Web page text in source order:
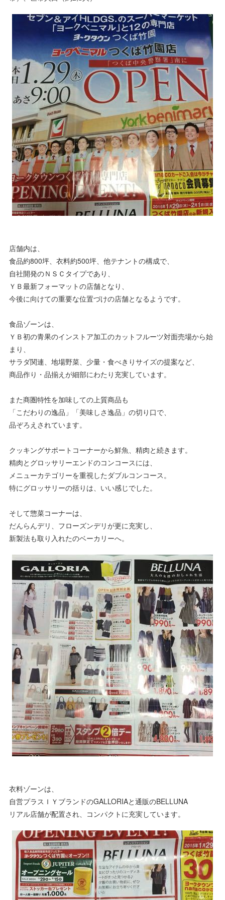
店舗内は、
食品約800坪、衣料約500坪、他テナントの構成で、
自社開発のＮＳＣタイプであり、
ＹＢ最新フォーマットの店舗となり、
今後に向けての重要な位置づけの店舗となるようです。
食品ゾーンは、
ＹＢ初の青果のインストア加工のカットフルーツ対面売場から始
まり、
サラダ関連、地場野菜、少量・食べきりサイズの提案など、
商品作り・品揃えが細部にわたり充実しています。
また商圏特性を加味しての上質商品も
「こだわりの逸品」「美味しさ逸品」の切り口で、
品ぞろえされています。
クッキングサポートコーナーから鮮魚、精肉と続きます。
精肉とグロッサリーエンドのコンコースには、
メニューカテゴリーを重視したダブルコンコース。
特にグロッサリーの括りは、いい感じでした。
そして惣菜コーナーは、
だんらんデリ、フローズンデリが更に充実し、
新製法も取り入れたのベーカリーへ。
衣料ゾーンは、
自営プラスＩＹブランドのGALLORIAと通販のBELLUNA
リアル店舗が配置され、コンパクトに充実しています。